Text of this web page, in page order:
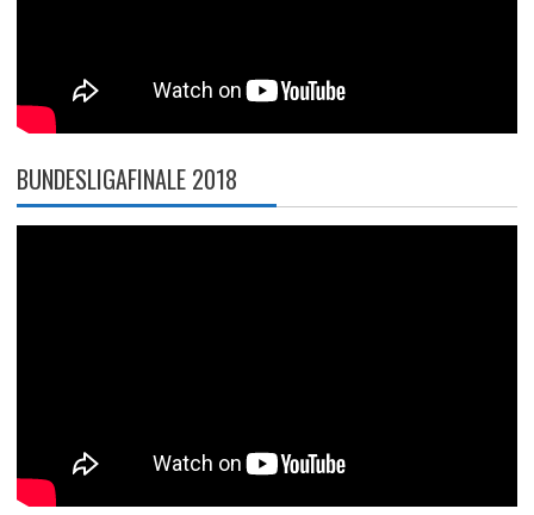
BUNDESLIGAFINALE 2018